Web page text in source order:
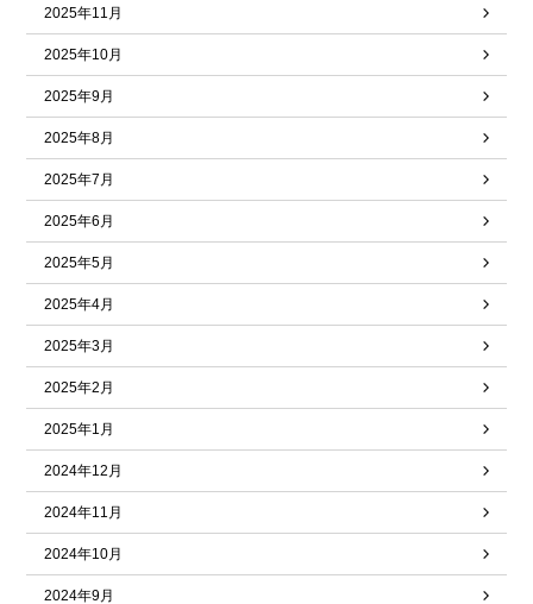
2025年11月
2025年10月
2025年9月
2025年8月
2025年7月
2025年6月
2025年5月
2025年4月
2025年3月
2025年2月
2025年1月
2024年12月
2024年11月
2024年10月
2024年9月